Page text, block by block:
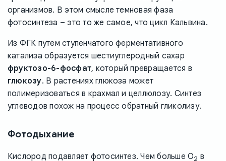
организмов. В этом смысле темновая фаза
фотосинтеза – это то же самое, что цикл Кальвина.
Из ФГК путем ступенчатого ферментативного
катализа образуется шестиуглеродный сахар
фруктозо-6-фосфат, который превращается в
глюкозу. В растениях глюкоза может
полимеризоваться в крахмал и целлюлозу. Синтез
углеводов похож на процесс обратный гликолизу.
Фотодыхание
Кислород подавляет фотосинтез. Чем больше O2 в